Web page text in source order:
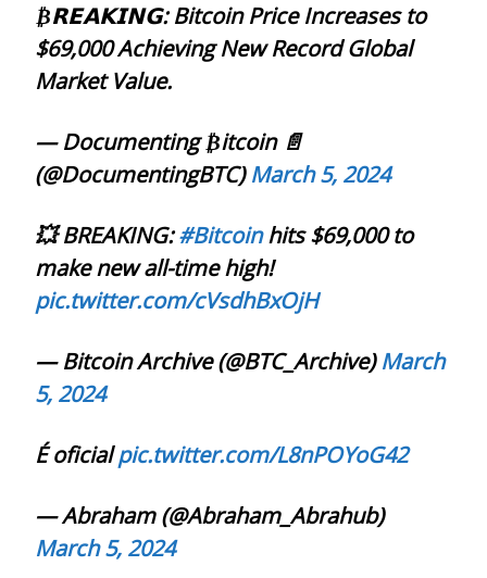
₿𝗥𝗘𝗔𝗞𝗜𝗡𝗚: Bitcoin Price Increases to
$69,000 Achieving New Record Global
Market Value.
— Documenting ₿itcoin 📄
(@DocumentingBTC)March 5, 2024
💥 BREAKING:#Bitcoinhits $69,000 to
make new all-time high!
pic.twitter.com/cVsdhBxOjH
— Bitcoin Archive (@BTC_Archive)March
5, 2024
É oficialpic.twitter.com/L8nPOYoG42
— Abraham (@Abraham_Abrahub)
March 5, 2024